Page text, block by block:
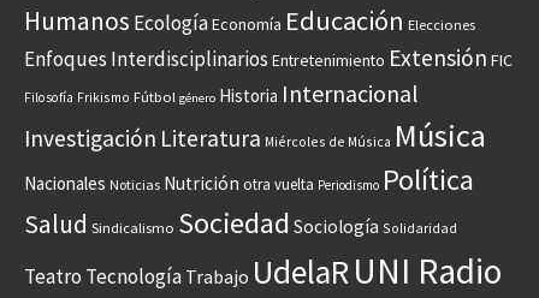
Humanos EcologíaEconomía Educación Elecciones
Enfoques Interdisciplinarios Entretenimiento Extensión FIC
Filosofía Frikismo Fútbol género Historia Internacional
Investigación Literatura Miércoles de Música Música
Nacionales Noticias Nutrición otra vuelta Periodismo Política
Salud Sindicalismo Sociedad Sociología Solidaridad
Teatro Tecnología Trabajo UdelaRUNI Radio